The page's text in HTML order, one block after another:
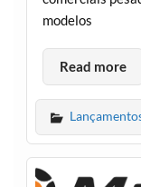
modelos
Read more